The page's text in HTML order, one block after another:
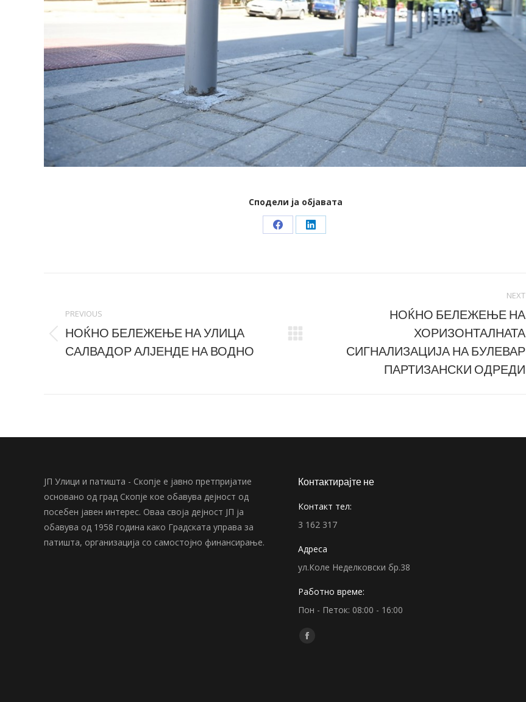
Сподели ја објавата
Share Share
navigation
PREVIOUS
Previous
post:
НОЌНО БЕЛЕЖЕЊЕ НА УЛИЦА
САЛВАДОР АЛЈЕНДЕ НА ВОДНО
NEXT
НОЌНО БЕЛЕЖЕЊЕ НА
ХОРИЗОНТАЛНАТА
СИГНАЛИЗАЦИЈА НА БУЛЕВАР
ПАРТИЗАНСКИ ОДРЕДИ
ЈП Улици и патишта - Скопје е јавно претпријатие
основано од град Скопје кое обавува дејност од
посебен јавен интерес. Оваа своја дејност ЈП ја
обавува од 1958 година како Градската управа за
патишта, организација со самостојно финансирање.
Контактирајте не
Контакт тел:
3 162 317
Адреса
ул.Коле Неделковски бр.38
Работно време:
Пон - Петок: 08:00 - 16:00
Find us on:
Facebook